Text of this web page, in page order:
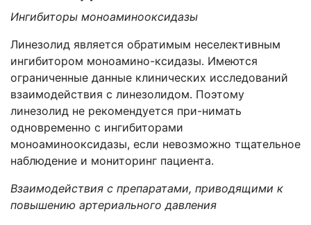
Ингибиторы моноаминооксидазы
Линезолид является обратимым неселективным
ингибитором моноамино-ксидазы. Имеются
ограниченные данные клинических исследований
взаимодействия с линезолидом. Поэтому
линезолид не рекомендуется при-нимать
одновременно с ингибиторами
моноаминооксидазы, если невозможно тщательное
наблюдение и мониторинг пациента.
Взаимодействия с препаратами, приводящими к
повышению артериального давления